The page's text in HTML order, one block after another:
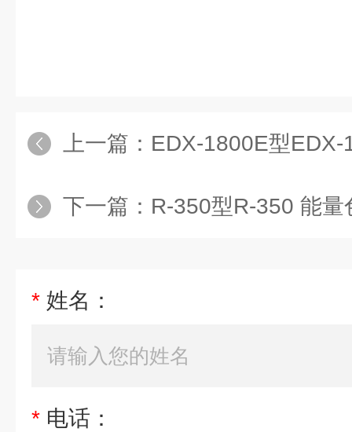
上一篇： EDX-1800E型EDX-1800E
下一篇： R-350型R-350 能
* 姓名：
* 电话：